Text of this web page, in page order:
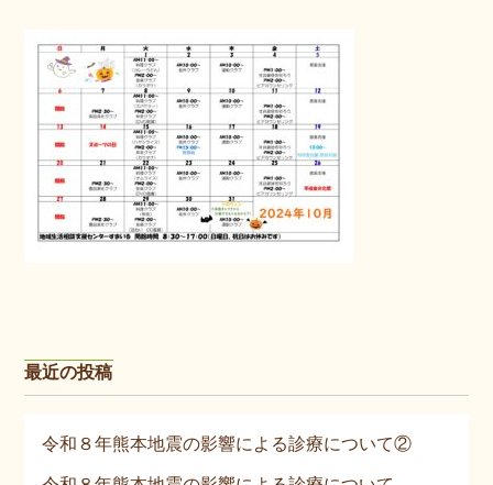
最近の投稿
令和８年熊本地震の影響による診療について②